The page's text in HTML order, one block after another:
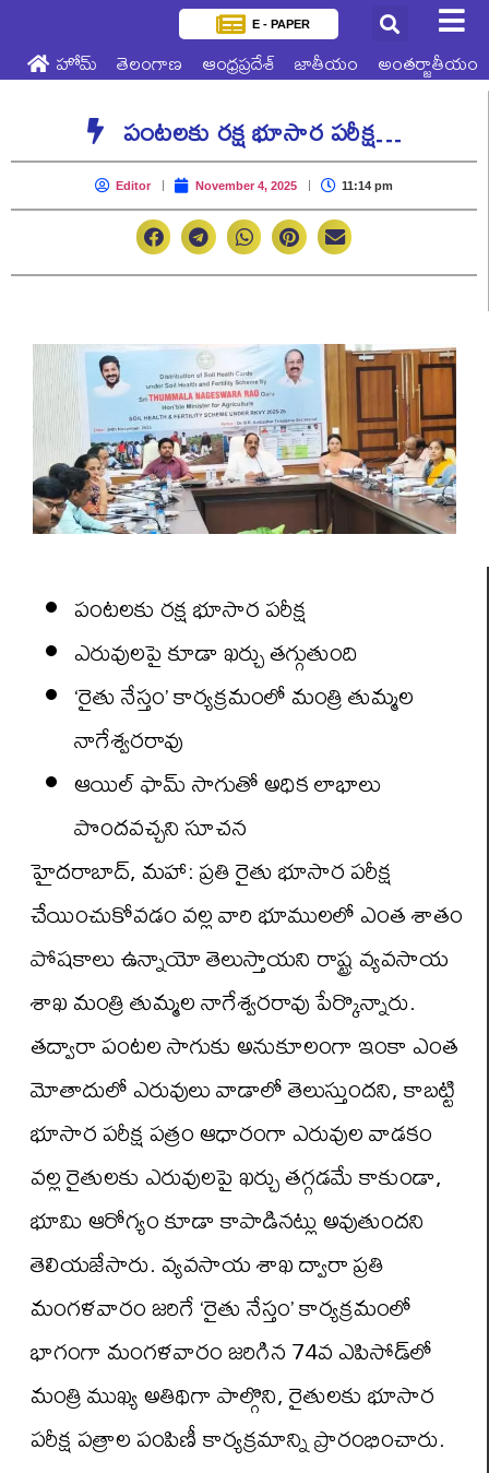
E - PAPER
హోమ్ తెలంగాణ ఆంధ్రప్రదేశ్ జాతీయం అంతర్జాతీయం
పంటలకు రక్ష భూసార పరీక్ష…
Editor November 4, 2025 11:14 pm
పంటలకు రక్ష భూసార పరీక్ష
ఎరువులపై కూడా ఖర్చు తగ్గుతుంది
‘రైతు నేస్తం’ కార్యక్రమంలో మంత్రి తుమ్మల
నాగేశ్వరరావు
ఆయిల్ ఫామ్ సాగుతో అధిక లాభాలు
పొందవచ్చని సూచన
హైదరాబాద్, మహా: ప్రతి రైతు భూసార పరీక్ష
చేయించుకోవడం వల్ల వారి భూములలో ఎంత శాతం
పోషకాలు ఉన్నాయో తెలుస్తాయని రాష్ట్ర వ్యవసాయ
శాఖ మంత్రి తుమ్మల నాగేశ్వరరావు పేర్కొన్నారు.
తద్వారా పంటల సాగుకు అనుకూలంగా ఇంకా ఎంత
మోతాదులో ఎరువులు వాడాలో తెలుస్తుందని, కాబట్టి
భూసార పరీక్ష పత్రం ఆధారంగా ఎరువుల వాడకం
వల్ల రైతులకు ఎరువులపై ఖర్చు తగ్గడమే కాకుండా,
భూమి ఆరోగ్యం కూడా కాపాడినట్లు అవుతుందని
తెలియజేసారు. వ్యవసాయ శాఖ ద్వారా ప్రతి
మంగళవారం జరిగే ‘రైతు నేస్తం’ కార్యక్రమంలో
భాగంగా మంగళవారం జరిగిన 74వ ఎపిసోడ్‌లో
మంత్రి ముఖ్య అతిథిగా పాల్గొని, రైతులకు భూసార
పరీక్ష పత్రాల పంపిణీ కార్యక్రమాన్ని ప్రారంభించారు.